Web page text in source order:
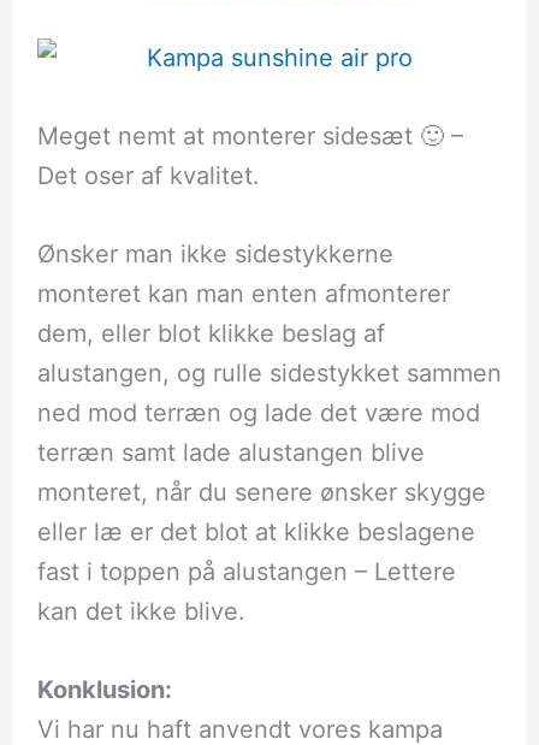
Meget nemt at monterer sidesæt 🙂 –
Det oser af kvalitet.
Ønsker man ikke sidestykkerne
monteret kan man enten afmonterer
dem, eller blot klikke beslag af
alustangen, og rulle sidestykket sammen
ned mod terræn og lade det være mod
terræn samt lade alustangen blive
monteret, når du senere ønsker skygge
eller læ er det blot at klikke beslagene
fast i toppen på alustangen – Lettere
kan det ikke blive.
Konklusion:
Vi har nu haft anvendt vores kampa